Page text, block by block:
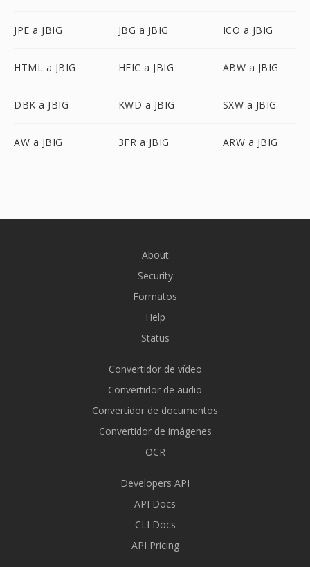
JPE a JBIG JBG a JBIG ICO a JBIG
HTML a JBIG HEIC a JBIG ABW a JBIG
DBK a JBIG KWD a JBIG SXW a JBIG
AW a JBIG 3FR a JBIG ARW a JBIG
About
Security
Formatos
Help
Status
Convertidor de vídeo
Convertidor de audio
Convertidor de documentos
Convertidor de imágenes
OCR
Developers API
API Docs
CLI Docs
API Pricing